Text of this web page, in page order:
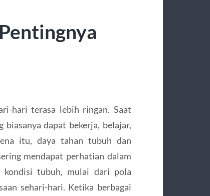
hari terasa lebih ringan. Saat
biasanya dapat bekerja, belajar,
itu, daya tahan tubuh dan
mendapat perhatian dalam
kondisi tubuh, mulai dari pola
sehari-hari. Ketika berbagai